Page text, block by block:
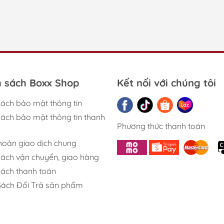
Mega
Box
độc quyền
sách Boxx Shop
bảo mật thông tin
bảo mật thông tin thanh
giao dịch chung
vận chuyển, giao hàng
thanh toán
Đổi Trả sản phẩm
Kết nối với chúng tôi
Phương thức thanh toán